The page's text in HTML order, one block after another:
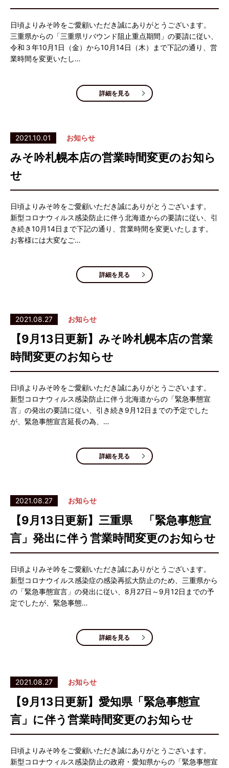
日頃よりみそ吟をご愛顧いただき誠にありがとうございます。
三重県からの「三重県リバウンド阻止重点期間」の要請に従い、
令和３年10月1日（金）から10月14日（木）まで下記の通り、営
業時間を変更いたし…
詳細を見る
2021.10.01 お知らせ
みそ吟札幌本店の営業時間変更のお知ら
せ
日頃よりみそ吟をご愛顧いただき誠にありがとうございます。
新型コロナウィルス感染防止に伴う北海道からの要請に従い、引
き続き10月14日まで下記の通り、営業時間を変更いたします。
お客様には大変なご…
詳細を見る
2021.08.27 お知らせ
【9月13日更新】みそ吟札幌本店の営業
時間変更のお知らせ
日頃よりみそ吟をご愛顧いただき誠にありがとうございます。
新型コロナウィルス感染防止に伴う北海道からの「緊急事態宣
言」の発出の要請に従い、引き続き9月12日までの予定でした
が、緊急事態宣言延長の為、…
詳細を見る
2021.08.27 お知らせ
【9月13日更新】三重県 「緊急事態宣
言」発出に伴う営業時間変更のお知らせ
日頃よりみそ吟をご愛顧いただき誠にありがとうございます。
新型コロナウイルス感染症の感染再拡大防止のため、三重県から
の「緊急事態宣言」の発出に従い、8月27日～9月12日までの予
定でしたが、緊急事態…
詳細を見る
2021.08.27 お知らせ
【9月13日更新】愛知県「緊急事態宣
言」に伴う営業時間変更のお知らせ
日頃よりみそ吟をご愛顧いただき誠にありがとうございます。
新型コロナウィルス感染防止の政府・愛知県からの「緊急事態宣